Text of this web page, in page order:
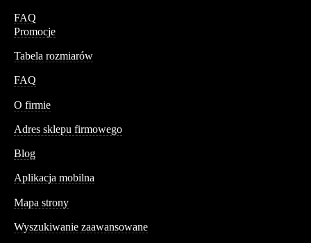
FAQ
Promocje
Tabela rozmiarów
FAQ
O firmie
Adres sklepu firmowego
Blog
Aplikacja mobilna
Mapa strony
Wyszukiwanie zaawansowane